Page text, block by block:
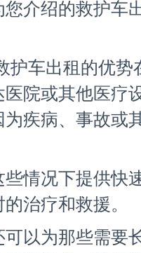
介绍的救护车
护车出租的优势
院或其他医疗
疾病、事故或
情况下提供快
治疗和救援。
以为那些需要